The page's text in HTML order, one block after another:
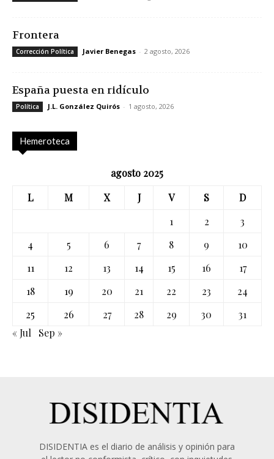
Frontera
Corrección Política Javier Benegas - 2 agosto, 2026
España puesta en ridículo
Política J.L. González Quirós - 1 agosto, 2026
Hemeroteca
agosto 2025
L
M X J V S
D
1
2
3
4
5 6 7 8 9
10
11
12 13 14 15 16
17
18
19 20 21 22 23
24
25
26 27 28 29 30
31
« Jul
Sep »
DISIDENTIA es el diario de análisis y opinión para